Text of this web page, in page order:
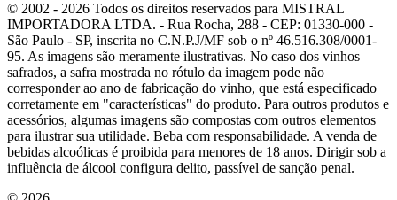
© 2002 - 2026 Todos os direitos reservados para MISTRAL
IMPORTADORA LTDA. - Rua Rocha, 288 - CEP: 01330-000 -
São Paulo - SP, inscrita no C.N.P.J/MF sob o nº 46.516.308/0001-
95. As imagens são meramente ilustrativas. No caso dos vinhos
safrados, a safra mostrada no rótulo da imagem pode não
corresponder ao ano de fabricação do vinho, que está especificado
corretamente em "características" do produto. Para outros produtos e
acessórios, algumas imagens são compostas com outros elementos
para ilustrar sua utilidade. Beba com responsabilidade. A venda de
bebidas alcoólicas é proibida para menores de 18 anos. Dirigir sob a
influência de álcool configura delito, passível de sanção penal.